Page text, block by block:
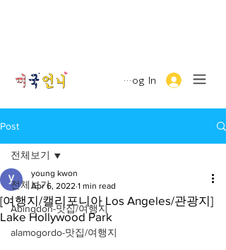
Log In
Post
전체보기
Abingdon-맛집/여행지
alamogordo-맛집/여행지
전체보기
[여행지/캘리포니아 Los Angeles/관광지]
Lake Hollywood Park
young kwon
Apr 6, 2022 1 min read